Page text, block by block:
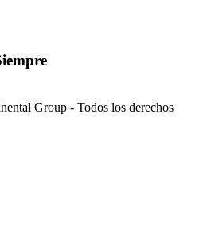
Group - Todos los derechos